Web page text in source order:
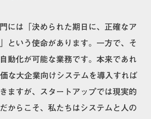
には「決められた期日に、正確なア
という使命があります。一方で、そ
動化が可能な業務です。本来であれ
な大企業向けシステムを導入すれば
ますが、スタートアップでは現実的
からこそ、私たちはシステムと人の